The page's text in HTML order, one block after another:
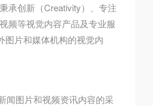
承创新（Creativity）、专注
频等视觉内容产品及专业服
图片和媒体机构的视觉内
闻图片和视频资讯内容的采